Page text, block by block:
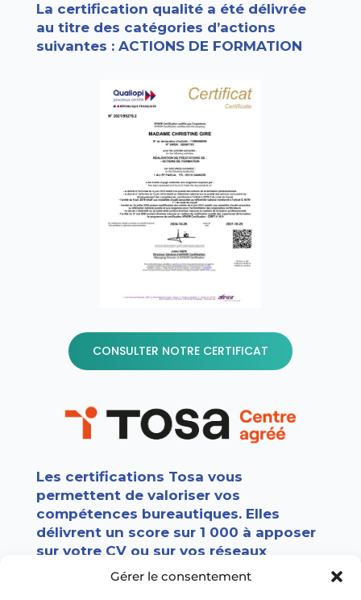
Gérer le consentement
La certification qualité a été délivrée
au titre des catégories d’actions
suivantes : ACTIONS DE FORMATION
CONSULTER NOTRE CERTIFICAT
Les certifications Tosa vous
permettent de valoriser vos
compétences bureautiques. Elles
délivrent un score sur 1 000 à apposer
sur votre CV ou sur vos réseaux
sociaux. Les certifications TOSA sont